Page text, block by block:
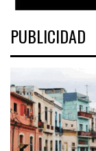
PUBLICIDAD